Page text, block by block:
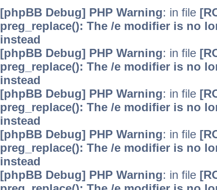
[phpBB Debug] PHP Warning: in file
preg_replace(): The /e modifier is no
instead
[phpBB Debug] PHP Warning: in file
preg_replace(): The /e modifier is no
instead
[phpBB Debug] PHP Warning: in file
preg_replace(): The /e modifier is no
instead
[phpBB Debug] PHP Warning: in file
preg_replace(): The /e modifier is no
instead
[phpBB Debug] PHP Warning: in file